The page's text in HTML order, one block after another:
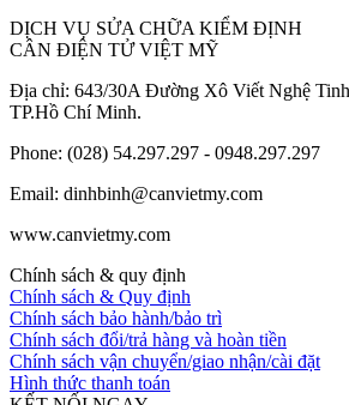
DỊCH VỤ SỬA CHỮA KIỂM ĐỊNH
CÂN ĐIỆN TỬ VIỆT MỸ
Địa chỉ: 643/30A Đường Xô Viết Nghệ
TP.Hồ Chí Minh.
Phone: (028) 54.297.297 - 0948.297.297
Email: dinhbinh@canvietmy.com
www.canvietmy.com
Chính sách & quy định
Chính sách & Quy định
Chính sách bảo hành/bảo trì
Chính sách đổi/trả hàng và hoàn tiền
Chính sách vận chuyển/giao nhận/cài đặt
Hình thức thanh toán